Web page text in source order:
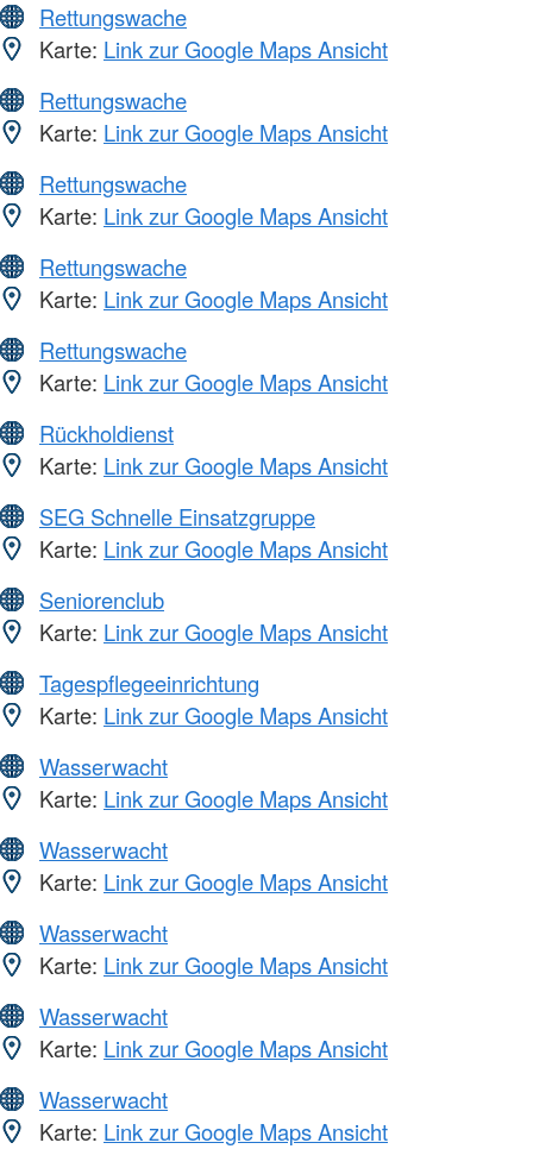
Rettungswache
Karte: Link zur Google Maps Ansicht
Rettungswache
Karte: Link zur Google Maps Ansicht
Rettungswache
Karte: Link zur Google Maps Ansicht
Rettungswache
Karte: Link zur Google Maps Ansicht
Rettungswache
Karte: Link zur Google Maps Ansicht
Rückholdienst
Karte: Link zur Google Maps Ansicht
SEG Schnelle Einsatzgruppe
Karte: Link zur Google Maps Ansicht
Seniorenclub
Karte: Link zur Google Maps Ansicht
Tagespflegeeinrichtung
Karte: Link zur Google Maps Ansicht
Wasserwacht
Karte: Link zur Google Maps Ansicht
Wasserwacht
Karte: Link zur Google Maps Ansicht
Wasserwacht
Karte: Link zur Google Maps Ansicht
Wasserwacht
Karte: Link zur Google Maps Ansicht
Wasserwacht
Karte: Link zur Google Maps Ansicht